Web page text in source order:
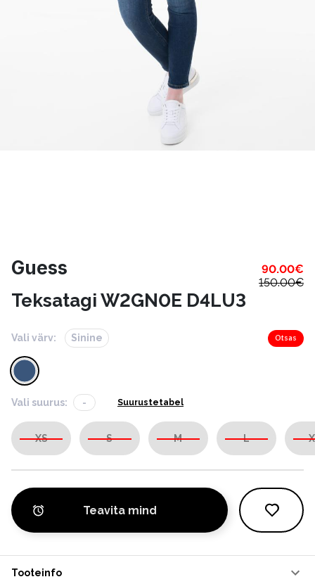
Guess 90.00€
150.00€
Teksatagi W2GN0E D4LU3
Vali värv: Sinine Otsas
Vali suurus: - Suurustetabel
XS S M L
Teavita mind
Tooteinfo